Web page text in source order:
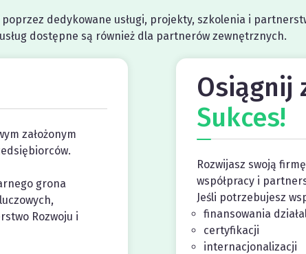
dedykowane usługi, projekty, szkolenia i
dostępne są również dla partnerów zewnętrznych.
założonym
grona
Rozwoju i
Osiągnij
Sukces!
Rozwijasz swoją
współpracy i
Jeśli potrzebujesz
finansowania
certyfikacji
internacjonalizacji